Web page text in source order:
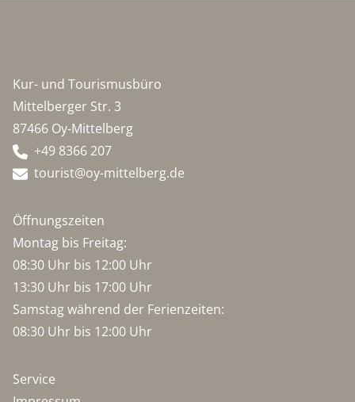
Kur- und Tourismusbüro
Mittelberger Str. 3
87466 Oy-Mittelberg
+49 8366 207
tourist@oy-mittelberg.de
Öffnungszeiten
Montag bis Freitag:
08:30 Uhr bis 12:00 Uhr
13:30 Uhr bis 17:00 Uhr
Samstag während der Ferienzeiten:
08:30 Uhr bis 12:00 Uhr
Service